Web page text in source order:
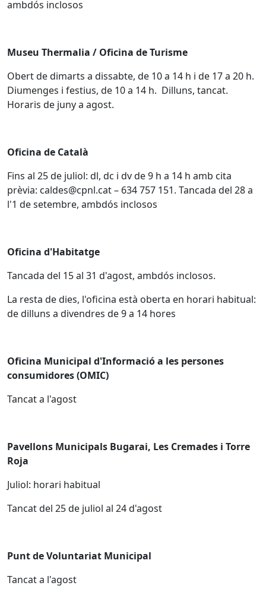
ambdós inclosos
Museu Thermalia / Oficina de Turisme
Obert de dimarts a dissabte, de 10 a 14 h i de 17 a 20 h.
Diumenges i festius, de 10 a 14 h. Dilluns, tancat.
Horaris de juny a agost.
Oficina de Català
Fins al 25 de juliol: dl, dc i dv de 9 h a 14 h amb cita
prèvia: caldes@cpnl.cat – 634 757 151. Tancada del 28 a
l'1 de setembre, ambdós inclosos
Oficina d'Habitatge
Tancada del 15 al 31 d'agost, ambdós inclosos.
La resta de dies, l'oficina està oberta en horari habitual:
de dilluns a divendres de 9 a 14 hores
Oficina Municipal d'Informació a les persones
consumidores (OMIC)
Tancat a l'agost
Pavellons Municipals Bugarai, Les Cremades i Torre
Roja
Juliol: horari habitual
Tancat del 25 de juliol al 24 d'agost
Punt de Voluntariat Municipal
Tancat a l'agost